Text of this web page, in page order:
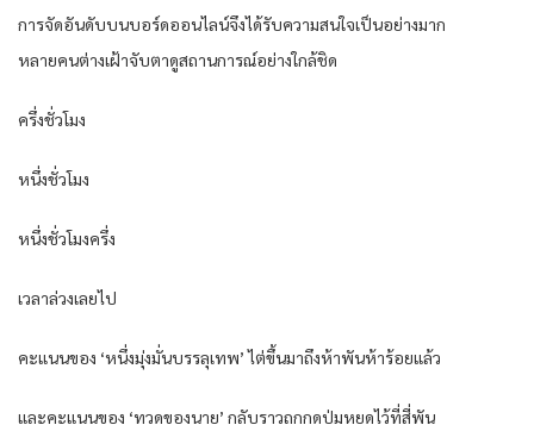
การจัดอันดับบนบอร์ดออนไลน์จึงได้รับความสนใจเป็นอย่างมาก
หลายคนต่างเฝ้าจับตาดูสถานการณ์อย่างใกล้ชิด
ครึ่งชั่วโมง
หนึ่งชั่วโมง
หนึ่งชั่วโมงครึ่ง
เวลาล่วงเลยไป
คะแนนของ ‘หนึ่งมุ่งมั่นบรรลุเทพ’ ไต่ขึ้นมาถึงห้าพันห้าร้อยแล้ว
และคะแนนของ ‘ทวดของนาย’ กลับราวถูกกดปุ่มหยุดไว้ที่สี่พัน